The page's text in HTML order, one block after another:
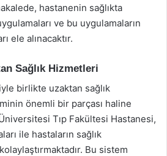
hastanenin sağlıkta
ve bu uygulamaların
ele alınacaktır.
Sağlık Hizmetleri
birlikte uzaktan sağlık
önemli bir parçası haline
Tıp Fakültesi Hastanesi,
ile hastaların sağlık
Bu sistem